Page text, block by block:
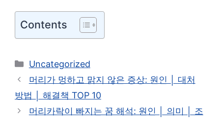
Contents
카
테
고
리
Uncategorized
머리가 멍하고 맑지 않은 증상: 원인 │ 대처
방법 │ 해결책 TOP 10
머리카락이 빠지는 꿈 해석: 원인 │ 의미 │ 조